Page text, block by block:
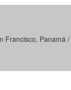
Francisco, Panamá /